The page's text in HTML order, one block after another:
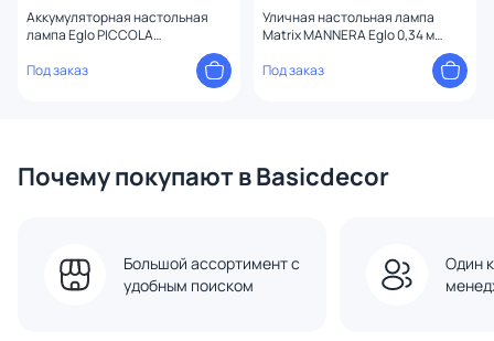
Аккумуляторная настольная
лампа Eglo PICCOLA
диммируемая сенсорная 2W
LED 2400K 3000K IP54 0,28 м
Под заказ
Уличная настольная лампа
Matrix MANNERA Eglo 0,34 м
Под заказ
Почему покупают в Basicdecor
Большой ассортимент с
удобным поиском
Один